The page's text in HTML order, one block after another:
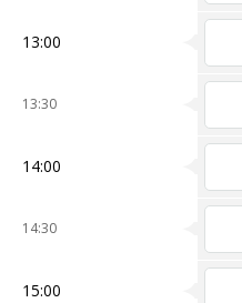
13:00
13:30
14:00
14:30
15:00